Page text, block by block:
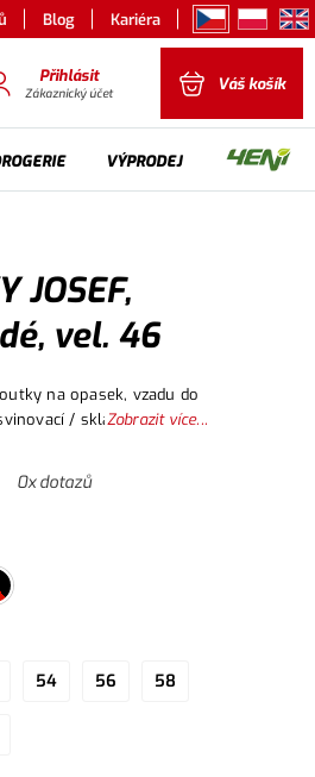
Blog Kariéra
Přihlásit
Zákaznický účet Váš košík
VÝPRODEJ
JOSEF,
vel. 46
na opasek, vzadu do
/ skládací metr,
použití: stavebnictví, le
Zobrazit více...
0x dotazů
54 56 58